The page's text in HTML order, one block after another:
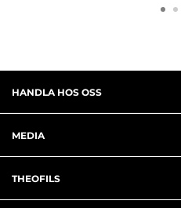
HANDLA HOS OSS
MEDIA
THEOFILS